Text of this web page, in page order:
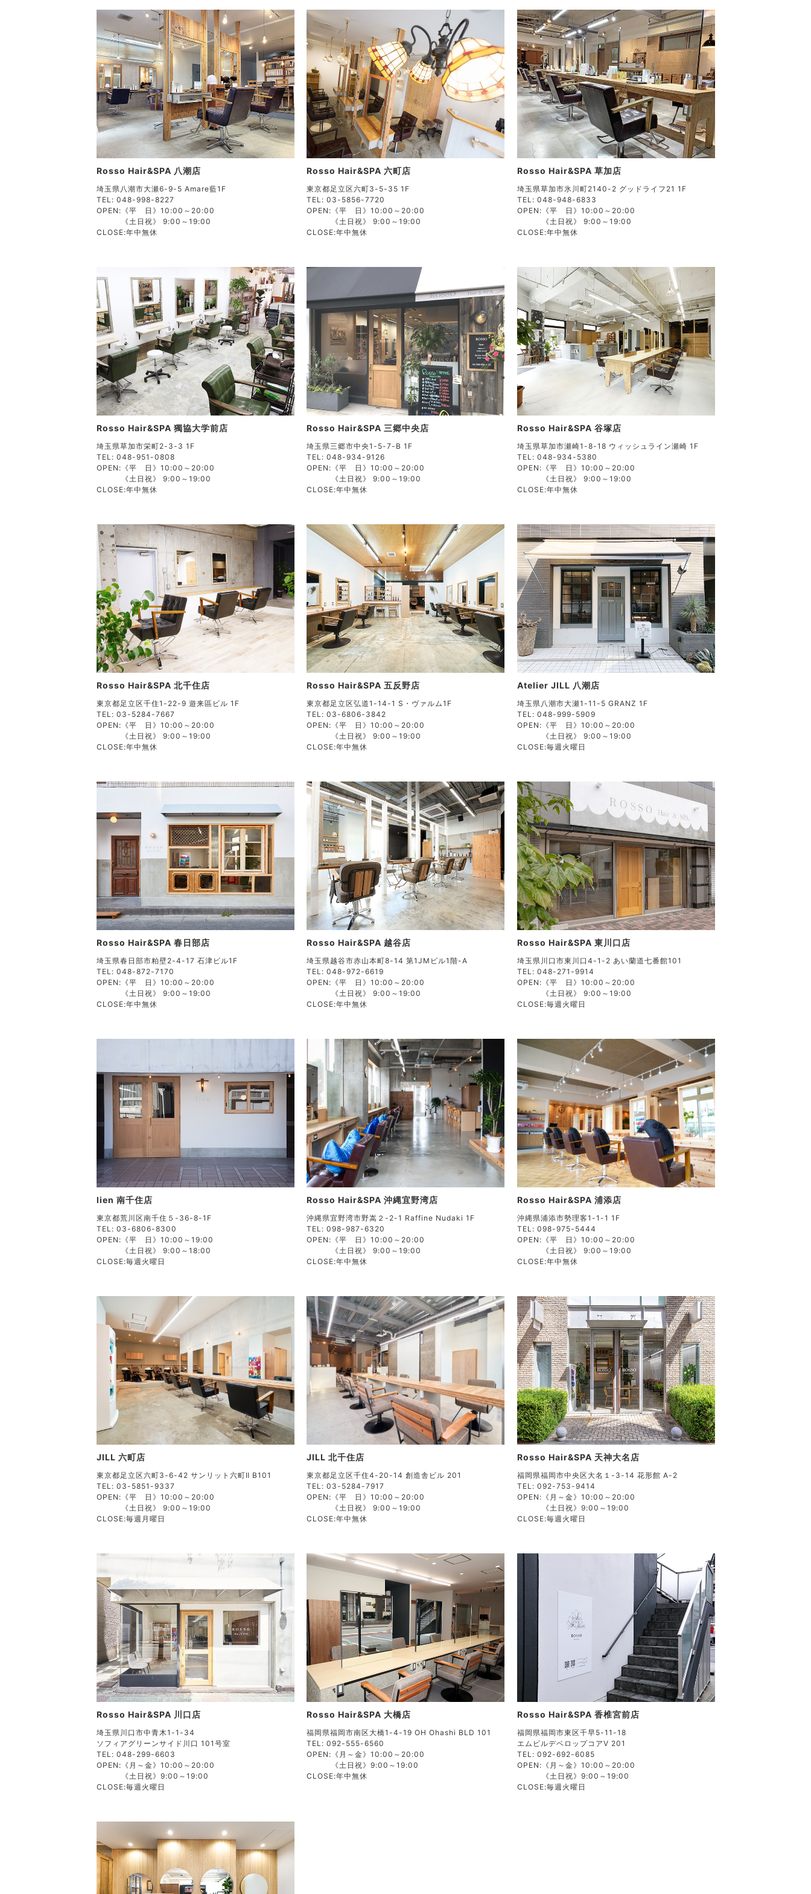
Rosso Hair&SPA 八潮店
埼玉県八潮市大瀬6-9-5 Amare藍1F
TEL: 048-998-8227
OPEN: 《平 日》10:00～20:00
《土日祝》 9:00～19:00
CLOSE:年中無休
Rosso Hair&SPA 六町店
東京都足立区六町3-5-35 1F
TEL: 03-5856-7720
OPEN: 《平 日》10:00～20:00
《土日祝》 9:00～19:00
CLOSE:年中無休
Rosso Hair&SPA 草加店
埼玉県草加市氷川町2140-2 グッドライフ21 1F
TEL: 048-948-6833
OPEN: 《平 日》10:00～20:00
《土日祝》 9:00～19:00
CLOSE:年中無休
Rosso Hair&SPA 獨協大学前店
埼玉県草加市栄町2-3-3 1F
TEL: 048-951-0808
OPEN: 《平 日》10:00～20:00
《土日祝》 9:00～19:00
CLOSE:年中無休
Rosso Hair&SPA 三郷中央店
埼玉県三郷市中央1-5-7-B 1F
TEL: 048-934-9126
OPEN: 《平 日》10:00～20:00
《土日祝》 9:00～19:00
CLOSE:年中無休
Rosso Hair&SPA 谷塚店
埼玉県草加市瀬崎1-8-18 ウィッシュライン瀬崎 1F
TEL: 048-934-5380
OPEN: 《平 日》10:00～20:00
《土日祝》 9:00～19:00
CLOSE:年中無休
Rosso Hair&SPA 北千住店
東京都足立区千住1-22-9 遊来區ビル 1F
TEL: 03-5284-7667
OPEN: 《平 日》10:00～20:00
《土日祝》 9:00～19:00
CLOSE:年中無休
Rosso Hair&SPA 五反野店
東京都足立区弘道1-14-1 S・ヴァルム1F
TEL: 03-6806-3842
OPEN: 《平 日》10:00～20:00
《土日祝》 9:00～19:00
CLOSE:年中無休
Atelier JILL 八潮店
埼玉県八潮市大瀬1-11-5 GRANZ 1F
TEL: 048-999-5909
OPEN: 《平 日》10:00～20:00
《土日祝》 9:00～19:00
CLOSE:毎週火曜日
Rosso Hair&SPA 春日部店
埼玉県春日部市粕壁2-4-17 石津ビル1F
TEL: 048-872-7170
OPEN: 《平 日》10:00～20:00
《土日祝》 9:00～19:00
CLOSE:年中無休
Rosso Hair&SPA 越谷店
埼玉県越谷市赤山本町8-14 第1JMビル1階-A
TEL: 048-972-6619
OPEN: 《平 日》10:00～20:00
《土日祝》 9:00～19:00
CLOSE:年中無休
Rosso Hair&SPA 東川口店
埼玉県川口市東川口4-1-2 あい蘭道七番館101
TEL: 048-271-9914
OPEN: 《平 日》10:00～20:00
《土日祝》 9:00～19:00
CLOSE:毎週火曜日
lien 南千住店
東京都荒川区南千住５-36-8-1F
TEL: 03-6806-8300
OPEN: 《平 日》10:00～19:00
《土日祝》 9:00～18:00
CLOSE:毎週火曜日
Rosso Hair&SPA 沖縄宜野湾店
沖縄県宜野湾市野嵩２-2-1 Raffine Nudaki 1F
TEL: 098-987-6320
OPEN: 《平 日》10:00～20:00
《土日祝》 9:00～19:00
CLOSE:年中無休
Rosso Hair&SPA 浦添店
沖縄県浦添市勢理客1-1-1 1F
TEL: 098-975-5444
OPEN: 《平 日》10:00～20:00
《土日祝》 9:00～19:00
CLOSE:年中無休
JILL 六町店
東京都足立区六町3-6-42 サンリット六町Ⅱ B101
TEL: 03-5851-9337
OPEN: 《平 日》10:00～20:00
《土日祝》 9:00～19:00
CLOSE:毎週月曜日
JILL 北千住店
東京都足立区千住4-20-14 創造舎ビル 201
TEL: 03-5284-7917
OPEN: 《平 日》10:00～20:00
《土日祝》 9:00～19:00
CLOSE:年中無休
Rosso Hair&SPA 天神大名店
福岡県福岡市中央区大名１-3-14 花形館 A-2
TEL: 092-753-9414
OPEN: 《月～金》10:00～20:00
《土日祝》9:00～19:00
CLOSE:毎週火曜日
Rosso Hair&SPA 川口店
埼玉県川口市中青木1-1-34
ソフィアグリーンサイド川口 101号室
TEL: 048-299-6603
OPEN: 《月～金》10:00～20:00
《土日祝》9:00～19:00
CLOSE:毎週火曜日
Rosso Hair&SPA 大橋店
福岡県福岡市南区大橋1-4-19 OH Ohashi BLD 101
TEL: 092-555-6560
OPEN: 《月～金》10:00～20:00
《土日祝》9:00～19:00
CLOSE:年中無休
Rosso Hair&SPA 香椎宮前店
福岡県福岡市東区千早5-11-18
エムビルデベロップコアV 201
TEL: 092-692-6085
OPEN: 《月～金》10:00～20:00
《土日祝》9:00～19:00
CLOSE:毎週火曜日